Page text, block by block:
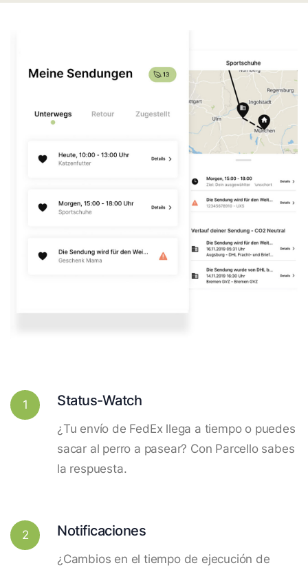
1 Status-Watch
¿Tu envío de FedEx llega a tiempo o puedes
sacar al perro a pasear? Con Parcello sabes
la respuesta.
2 Notificaciones
¿Cambios en el tiempo de ejecución de